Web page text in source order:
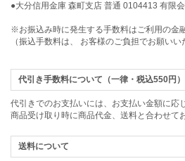
●大分信用金庫 森町支店 普通 0104413 有限
※お振込み時に発生する手数料はご利用の金
（振込手数料は、 お客様のご負担でお願いい
代引き手数料について（一律・税込550円）
代引きでのお支払いには、お支払い金額に応
商品受け取り時に商品代金、送料と合わせて
送料について